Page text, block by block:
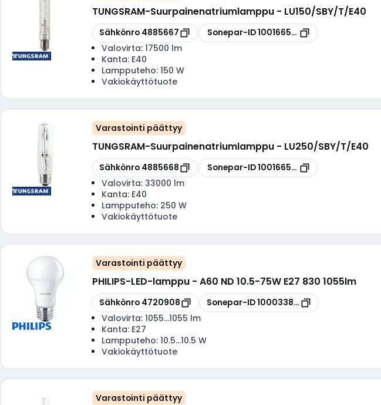
TUNGSRAM-Suurpainenatriumlamppu - LU150/SBY/T/E40
Kopioi
Sähkönro 4885667 Kopioi
Sonepar-ID100166507
Valovirta: 17500 lm
Kanta: E40
Lampputeho: 150 W
Vakiokäyttötuote
Varastointi päättyy
TUNGSRAM-Suurpainenatriumlamppu - LU250/SBY/T/E40
Kopioi
Sähkönro 4885668 Kopioi
Sonepar-ID100166508
Valovirta: 33000 lm
Kanta: E40
Lampputeho: 250 W
Vakiokäyttötuote
Varastointi päättyy
PHILIPS-LED-lamppu - A60 ND 10.5-75W E27 830 1055lm
Kopioi
Sähkönro 4720908 Kopioi
Sonepar-ID100033861
Valovirta: 1055...1055 lm
Kanta: E27
Lampputeho: 10.5...10.5 W
Vakiokäyttötuote
Varastointi päättyy